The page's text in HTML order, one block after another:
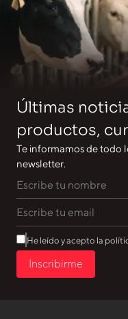
Últimas
productos,
Te informamos de todo
newsletter.
He leído y acepto la
Inscribirme